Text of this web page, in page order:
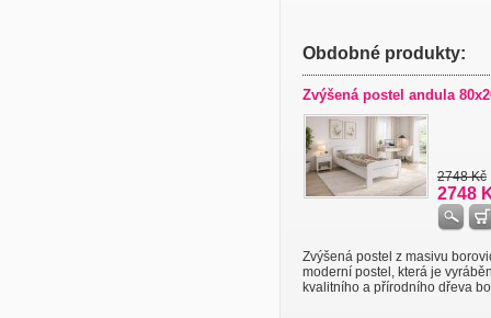
Obdobné produkty:
Zvýšená postel andula
2748 Kč
2748
Zvýšená postel z masivu
moderní postel, která je
kvalitního a přírodního dřeva